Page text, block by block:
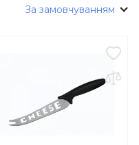
За замовчуванням